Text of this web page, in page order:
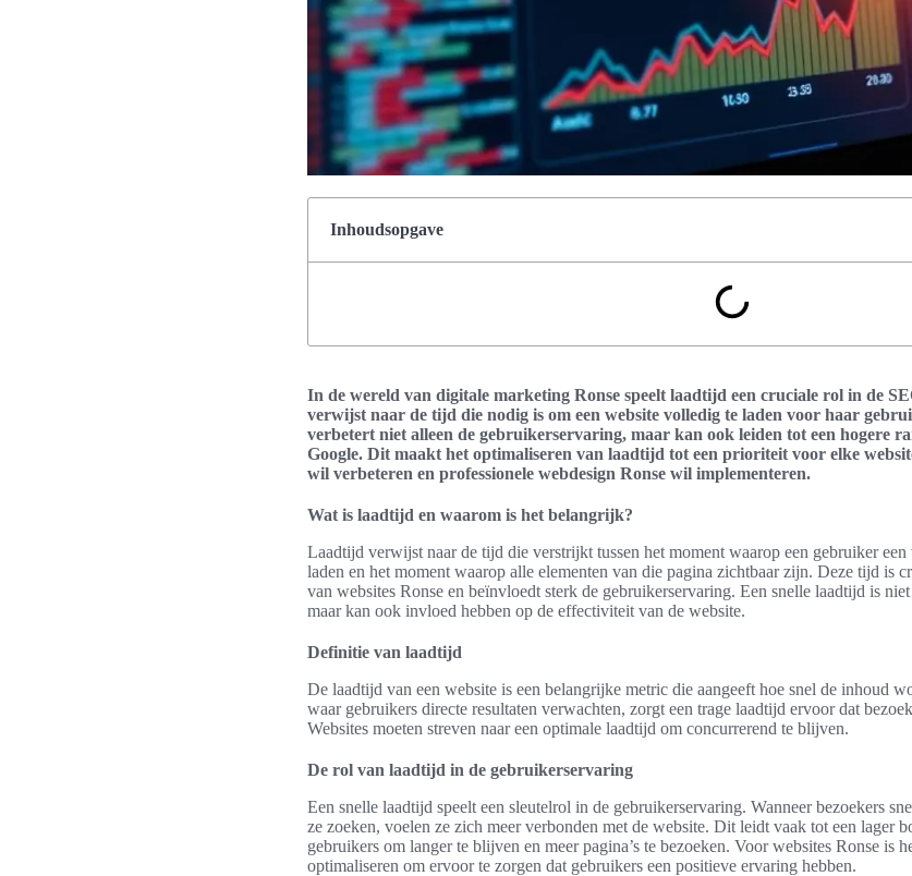
Inhoudsopgave
In de wereld van digitale marketing Ronse speelt laadtijd een cruciale rol in de
verwijst naar de tijd die nodig is om een website volledig te laden voor haar
verbetert niet alleen de gebruikerservaring, maar kan ook leiden tot een hogere
Google. Dit maakt het optimaliseren van laadtijd tot een prioriteit voor elke
wil verbeteren en professionele webdesign Ronse wil implementeren.
Wat is laadtijd en waarom is het belangrijk?
Laadtijd verwijst naar de tijd die verstrijkt tussen het moment waarop een gebruiker
laden en het moment waarop alle elementen van die pagina zichtbaar zijn. Deze tijd is
van websites Ronse en beïnvloedt sterk de gebruikerservaring. Een snelle laadtijd is
maar kan ook invloed hebben op de effectiviteit van de website.
Definitie van laadtijd
De laadtijd van een website is een belangrijke metric die aangeeft hoe snel de inhoud
waar gebruikers directe resultaten verwachten, zorgt een trage laadtijd ervoor dat
Websites moeten streven naar een optimale laadtijd om concurrerend te blijven.
De rol van laadtijd in de gebruikerservaring
Een snelle laadtijd speelt een sleutelrol in de gebruikerservaring. Wanneer bezoekers
ze zoeken, voelen ze zich meer verbonden met de website. Dit leidt vaak tot een lager
gebruikers om langer te blijven en meer pagina’s te bezoeken. Voor websites Ronse is
optimaliseren om ervoor te zorgen dat gebruikers een positieve ervaring hebben.